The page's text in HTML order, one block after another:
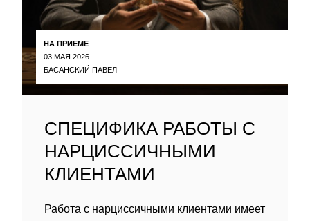
НА ПРИЕМЕ
03 МАЯ 2026
БАСАНСКИЙ ПАВЕЛ
СПЕЦИФИКА РАБОТЫ С
НАРЦИССИЧНЫМИ
КЛИЕНТАМИ
Работа с нарциссичными клиентами имеет